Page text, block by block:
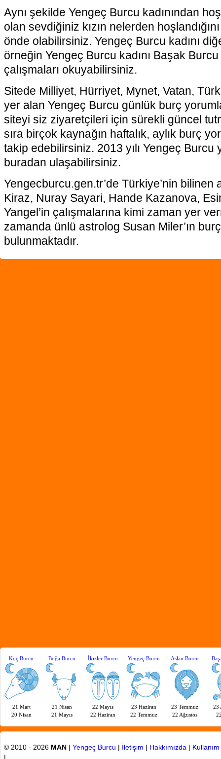
Aynı şekilde Yengeç Burcu kadınından
olan sevdiğiniz kızın nelerden
önde olabilirsiniz. Yengeç Burcu kadını
örneğin Yengeç Burcu kadını Başak
çalışmaları okuyabilirsiniz.
Sitede Milliyet, Hürriyet, Mynet, Vatan,
yer alan Yengeç Burcu günlük burç
siteyi siz ziyaretçileri için sürekli güncel
sıra birçok kaynağın haftalık, aylık burç
takip edebilirsiniz. 2013 yılı Yengeç Burcu
buradan ulaşabilirsiniz.
Yengecburcu.gen.tr’de Türkiye’nin bilinen
Kiraz, Nuray Sayari, Hande Kazanova,
Yangel’in çalışmalarına kimi zaman yer
zamanda ünlü astrolog Susan Miler’ın
bulunmaktadır.
Koç Burcu
21 Mart
20 Nisan
Boğa Burcu
21 Nisan
21 Mayıs
İkizler Burcu
22 Mayıs
22 Haziran
Yengeç Burcu
23 Haziran
22 Temmuz
Aslan Burcu
23 Temmuz
22 Ağustos
23
© 2010 - 2026 MAN | Yengeç Burcu | İletişim | Hakkımızda |